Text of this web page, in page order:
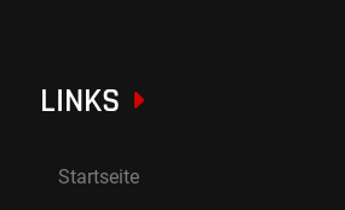
LINKS
Startseite